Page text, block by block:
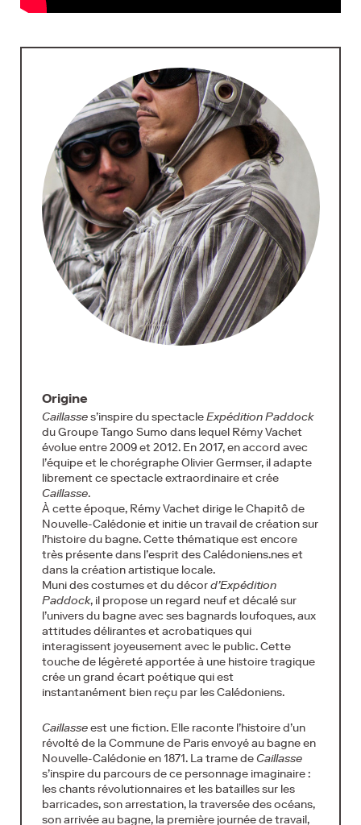
Origine
Caillasses’inspire du spectacleExpédition Paddock
du Groupe Tango Sumo dans lequel Rémy Vachet
évolue entre 2009 et 2012. En 2017, en accord avec
l’équipe et le chorégraphe Olivier Germser, il adapte
librement ce spectacle extraordinaire et crée
Caillasse.
À cette époque, Rémy Vachet dirige le Chapitô de
Nouvelle-Calédonie et initie un travail de création sur
l’histoire du bagne. Cette thématique est encore
très présente dans l’esprit des Calédoniens.nes et
dans la création artistique locale.
Muni des costumes et du décord’Expédition
Paddock, il propose un regard neuf et décalé sur
l’univers du bagne avec ses bagnards loufoques, aux
attitudes délirantes et acrobatiques qui
interagissent joyeusement avec le public. Cette
touche de légèreté apportée à une histoire tragique
crée un grand écart poétique qui est
instantanément bien reçu par les Calédoniens.
Caillasseest une fiction. Elle raconte l’histoire d’un
révolté de la Commune de Paris envoyé au bagne en
Nouvelle-Calédonie en 1871. La trame de Caillasse
s’inspire du parcours de ce personnage imaginaire :
les chants révolutionnaires et les batailles sur les
barricades, son arrestation, la traversée des océans,
son arrivée au bagne, la première journée de travail,